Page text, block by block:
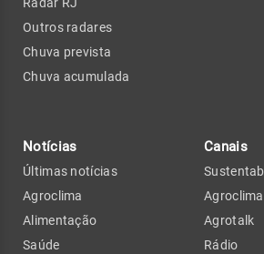
Outros radares
Chuva prevista
Chuva acumulada
Notícias
Últimas notícias
Agroclima
Alimentação
Saúde
Canais
Agroclima
Agrotalk
Rádio